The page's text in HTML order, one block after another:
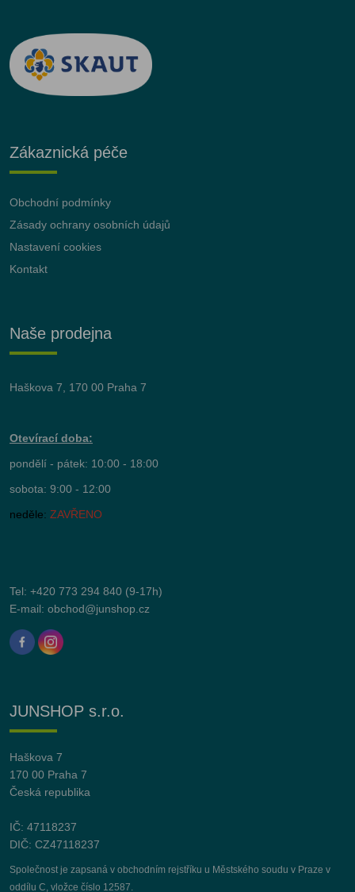
Zákaznická péče
Obchodní podmínky
Zásady ochrany osobních údajů
Nastavení cookies
Kontakt
Naše prodejna
Haškova 7, 170 00 Praha 7
Otevírací doba:
pondělí - pátek: 10:00 - 18:00
sobota: 9:00 - 12:00
neděle: ZAVŘENO
Tel: +420 773 294 840 (9-17h)
E-mail: obchod@junshop.cz
JUNSHOP s.r.o.
Haškova 7
170 00 Praha 7
Česká republika
IČ: 47118237
DIČ: CZ47118237
Společnost je zapsaná v obchodním rejstříku u Městského soudu v Praze v
oddílu C, vložce číslo 12587.